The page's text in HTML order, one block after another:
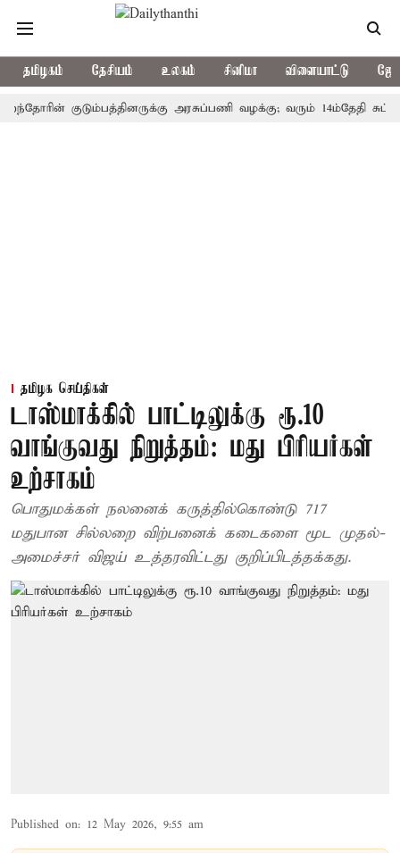
தமிழகம் தேசியம் உலகம் சினிமா விளையாட்டு
குடும்பத்தினருக்கு அரசுப்பணி வழக்கு; வரும் 14ம்தேதி
தமிழக செய்திகள்
டாஸ்மாக்கில் பாட்டிலுக்கு ரூ.10
வாங்குவது நிறுத்தம்: மது பிரியர்கள்
உற்சாகம்
பொதுமக்கள் நலனைக் கருத்தில்கொண்டு 717
மதுபான சில்லறை விற்பனைக் கடைகளை மூட முதல்-
அமைச்சர் விஜய் உத்தரவிட்டது குறிப்பிடத்தக்கது.
Published on: 12 May 2026, 9:55 am